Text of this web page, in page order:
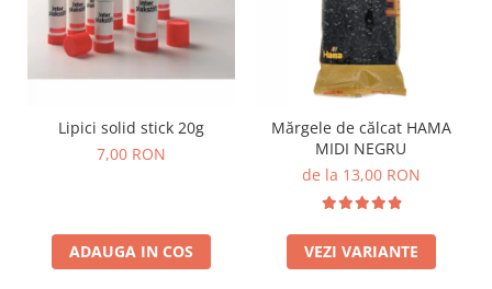
Lumina
Lumini si culori
Magnetism
Pregătire pentru școală
Pregătirea scrierii de mână
Stiinte
Mărgele de călcat HAMA
Lipici solid stick 20g
7,00 RON
ADAUGA IN COS
Mărgele de călcat HAMA
MIDI NEGRU
de la 13,00 RON
VEZI VARIANTE